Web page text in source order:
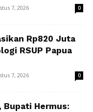
7, 2026 0
Rp820 Juta
RSUP Papua
7, 2026 0
Bupati Hermus: